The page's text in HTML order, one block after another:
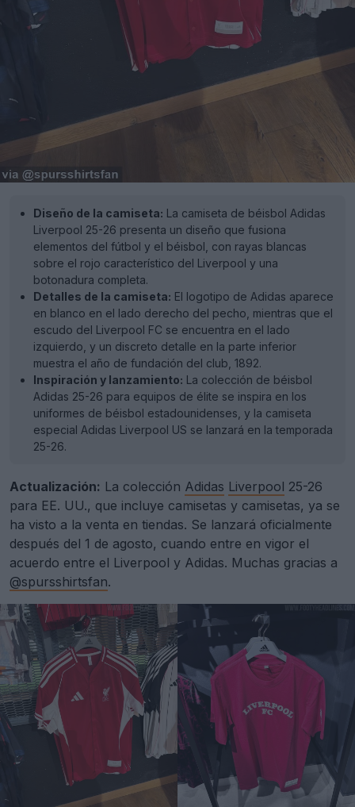
Diseño de la camiseta: La camiseta de béisbol Adidas
Liverpool 25-26 presenta un diseño que fusiona
elementos del fútbol y el béisbol, con rayas blancas
sobre el rojo característico del Liverpool y una
botonadura completa.
Detalles de la camiseta: El logotipo de Adidas aparece
en blanco en el lado derecho del pecho, mientras que el
escudo del Liverpool FC se encuentra en el lado
izquierdo, y un discreto detalle en la parte inferior
muestra el año de fundación del club, 1892.
Inspiración y lanzamiento: La colección de béisbol
Adidas 25-26 para equipos de élite se inspira en los
uniformes de béisbol estadounidenses, y la camiseta
especial Adidas Liverpool US se lanzará en la temporada
25-26.
Actualización: La colección Adidas Liverpool 25-26
para EE. UU., que incluye camisetas y camisetas, ya se
ha visto a la venta en tiendas. Se lanzará oficialmente
después del 1 de agosto, cuando entre en vigor el
acuerdo entre el Liverpool y Adidas. Muchas gracias a
@spursshirtsfan.